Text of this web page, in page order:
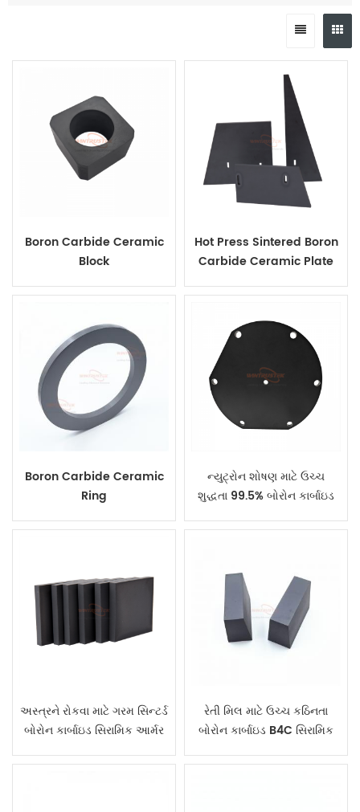
Boron Carbide Ceramic
Block
Hot Press Sintered Boron
Carbide Ceramic Plate
Boron Carbide Ceramic
Ring
ન્યુટ્રોન શોષણ માટે ઉચ્ચ
શુદ્ધતા 99.5% બોરોન કાર્બાઇડ
અસ્ત્રને રોકવા માટે ગરમ સિન્ટર્ડ
બોરોન કાર્બાઇડ સિરામિક આર્મર
રેતી મિલ માટે ઉચ્ચ કઠિનતા
બોરોન કાર્બાઇડ B4C સિરામિક